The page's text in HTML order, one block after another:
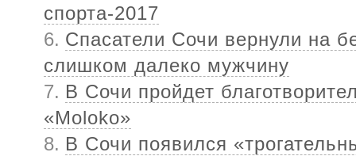
спорта-2017
Спасатели Сочи вернули на
слишком далеко мужчину
В Сочи пройдет
«Moloko»
В Сочи появился